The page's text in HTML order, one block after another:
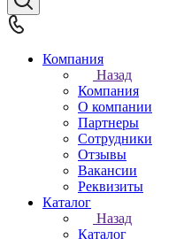
Компания
Назад
Компания
О компании
Партнеры
Сотрудники
Отзывы
Вакансии
Реквизиты
Каталог
Назад
Каталог